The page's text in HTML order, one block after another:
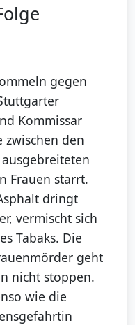
gegen
Kommissar
zwischen den
Frauen starrt.
dringt
vermischt sich
Tabaks. Die
geht
nicht stoppen.
wie die